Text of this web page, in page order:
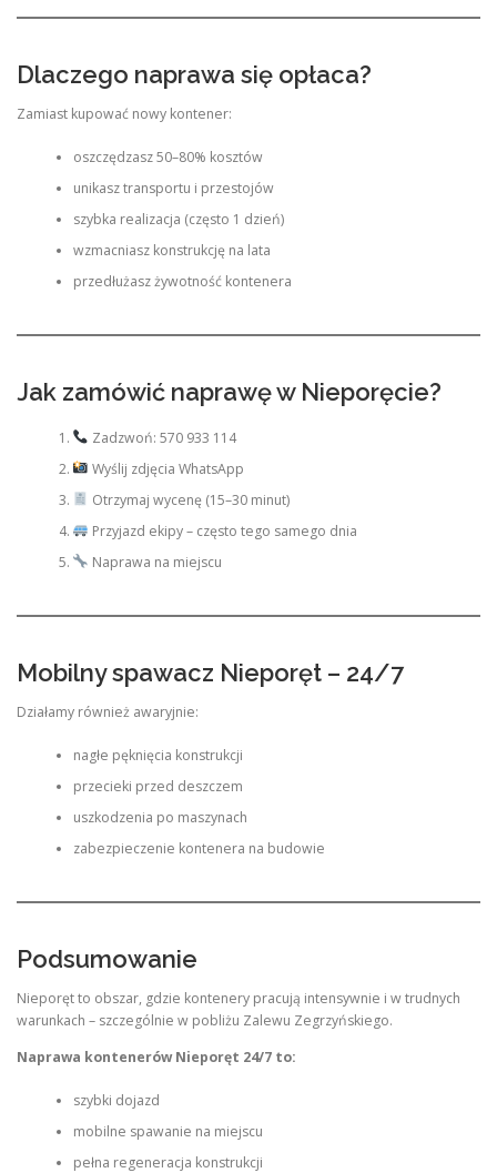
Dlaczego naprawa się opłaca?
Zamiast kupować nowy kontener:
oszczędzasz 50–80% kosztów
unikasz transportu i przestojów
szybka realizacja (często 1 dzień)
wzmacniasz konstrukcję na lata
przedłużasz żywotność kontenera
Jak zamówić naprawę w Nieporęcie?
Zadzwoń: 570 933 114
Wyślij zdjęcia WhatsApp
Otrzymaj wycenę (15–30 minut)
Przyjazd ekipy – często tego samego dnia
Naprawa na miejscu
Mobilny spawacz Nieporęt – 24/7
Działamy również awaryjnie:
nagłe pęknięcia konstrukcji
przecieki przed deszczem
uszkodzenia po maszynach
zabezpieczenie kontenera na budowie
Podsumowanie
Nieporęt to obszar, gdzie kontenery pracują intensywnie i w trudnych
warunkach – szczególnie w pobliżu Zalewu Zegrzyńskiego.
Naprawa kontenerów Nieporęt 24/7 to:
szybki dojazd
mobilne spawanie na miejscu
pełna regeneracja konstrukcji